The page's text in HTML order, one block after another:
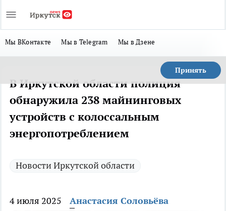
Мы ВКонтакте Мы в Telegram Мы в Дзене
Принять
В Иркутской области полиция
обнаружила 238 майнинговых
устройств с колоссальным
энергопотреблением
Новости Иркутской области
4 июля 2025 Анастасия Соловьёва